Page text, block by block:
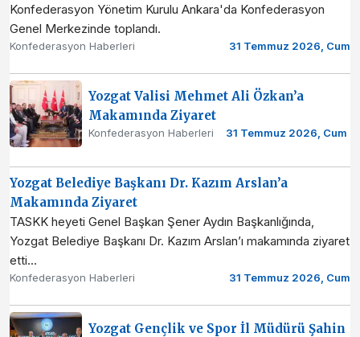
Konfederasyon Yönetim Kurulu Ankara'da Konfederasyon
Genel Merkezinde toplandı.
Konfederasyon Haberleri 31 Temmuz 2026, Cum
Yozgat Valisi Mehmet Ali Özkan’a
Makamında Ziyaret
Konfederasyon Haberleri 31 Temmuz 2026, Cum
Yozgat Belediye Başkanı Dr. Kazım Arslan’a
Makamında Ziyaret
TASKK heyeti Genel Başkan Şener Aydın Başkanlığında,
Yozgat Belediye Başkanı Dr. Kazım Arslan’ı makamında ziyaret
etti...
Konfederasyon Haberleri 31 Temmuz 2026, Cum
Yozgat Gençlik ve Spor İl Müdürü Şahin